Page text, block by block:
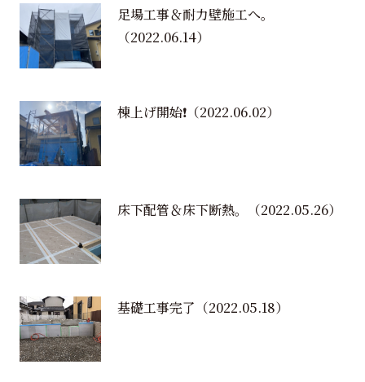
足場工事＆耐力壁施工へ。
（2022.06.14）
棟上げ開始❗️（2022.06.02）
床下配管＆床下断熱。 （2022.05.26）
基礎工事完了 （2022.05.18）